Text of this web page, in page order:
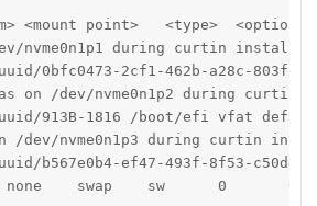
<mount point>   <type>
nvme0n1p1 during curtin
0bfc0473-2cf1-462b-a28c-
on /dev/nvme0n1p2 during curtin
913B-1816 /boot/efi vfat
/dev/nvme0n1p3 during curtin
b567e0b4-ef47-493f-8f53-